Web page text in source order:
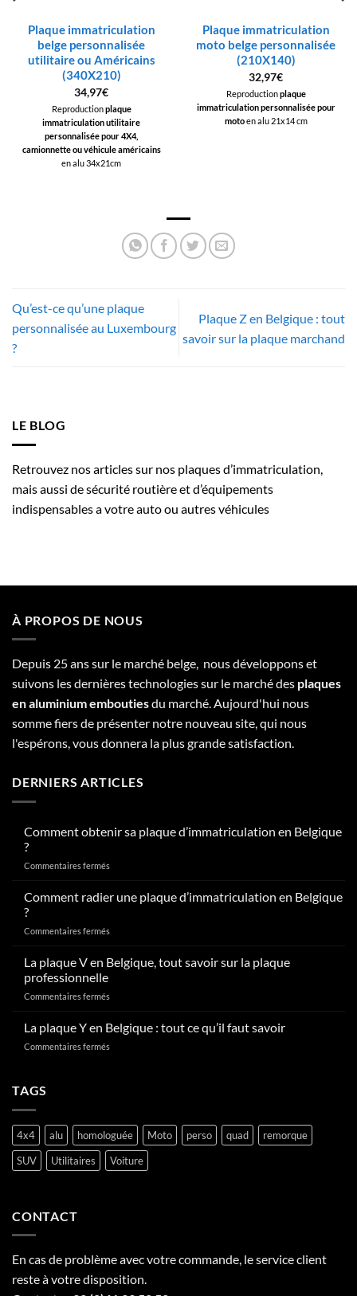
Plaque immatriculation
belge personnalisée
utilitaire ou Américains
(340X210)
34,97€
Reproductionplaque
immatriculation utilitaire
personnalisée pour 4X4,
camionnette ou véhicule américains
en alu 34x21cm
Plaque immatriculation
moto belge personnalisée
(210X140)
32,97€
Reproductionplaque
immatriculation personnalisée pour
motoen alu 21x14 cm
Qu’est-ce qu’une plaque
personnalisée au Luxembourg
?
Plaque Z en Belgique : tout
savoir sur la plaque marchand
LE BLOG
Retrouvez nos articles sur nos plaques d’immatriculation,
mais aussi de sécurité routière et d’équipements
indispensables a votre auto ou autres véhicules
À PROPOS DE NOUS
Depuis 25 ans sur le marché belge, nous développons et
suivons les dernières technologies sur le marché des plaques
en aluminium emboutiesdu marché. Aujourd'hui nous
somme fiers de présenter notre nouveau site, qui nous
l'espérons, vous donnera la plus grande satisfaction.
DERNIERS ARTICLES
Comment obtenir sa plaque d’immatriculation en Belgique
?
Commentaires ferméssur
sa
d’immatriculation
Belgique
Comment radier une plaque d’immatriculation en Belgique
?
Commentaires ferméssur
radier
une
d’immatriculation
Belgique
La plaque V en Belgique, tout savoir sur la plaque
professionnelle
Commentaires ferméssur
plaque
V
en
plaque
professionnelle
La plaque Y en Belgique : tout ce qu’il faut savoir
Commentaires ferméssur
:
tout
ce
qu’il
TAGS
4x4 alu homologuée Moto perso quad
remorque
SUV
Utilitaires Voiture
CONTACT
En cas de problème avec votre commande, le service client
reste à votre disposition.